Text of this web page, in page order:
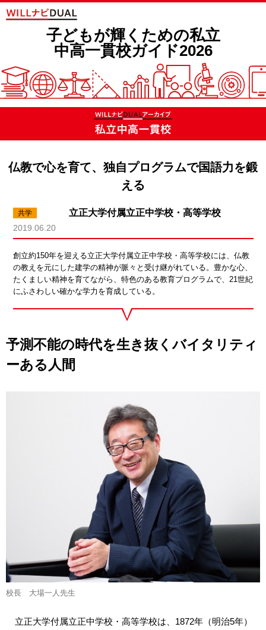
子どもが輝くための私立
中高一貫校ガイド2026
仏教で心を育て、独自プログラムで国語力を鍛
える
立正大学付属立正中学校・高等学校
2019.06.20
創立約150年を迎える立正大学付属立正中学校・高等学校には、仏教
の教えを元にした建学の精神が脈々と受け継がれている。豊かな心、
たくましい精神を育てながら、特色のある教育プログラムで、21世紀
にふさわしい確かな学力を育成している。
予測不能の時代を生き抜くバイタリティ
ーある人間
校長 大場一人先生
立正大学付属立正中学校・高等学校は、1872年（明治5年）